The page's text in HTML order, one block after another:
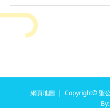
網頁地圖 | Copyright© 聖